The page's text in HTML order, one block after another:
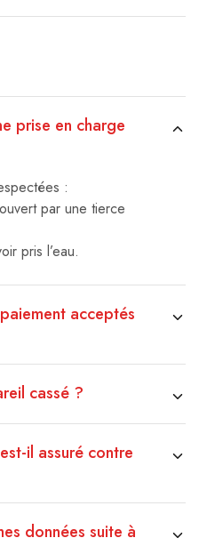
prise en charge
:
par une tierce
pris l’eau.
acceptés
cassé ?
il assuré contre
données suite à